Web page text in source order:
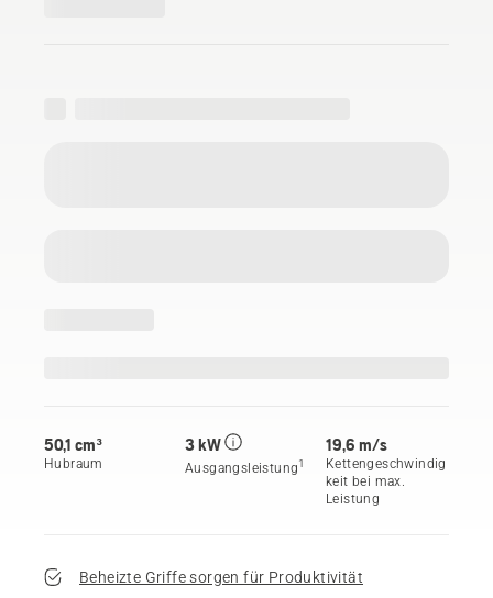
50,1 cm³
Hubraum
3 kW
Ausgangsleistung1
19,6 m/s
Kettengeschwindig
keit bei max.
Leistung
Beheizte Griffe sorgen für Produktivität